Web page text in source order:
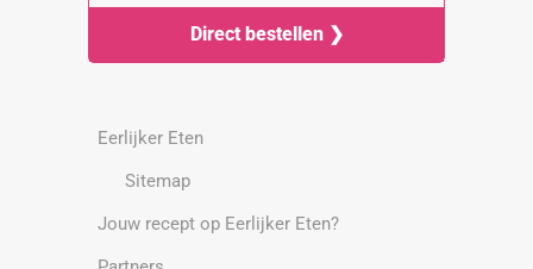
Direct bestellen ❯
Eerlijker Eten
Sitemap
Jouw recept op Eerlijker Eten?